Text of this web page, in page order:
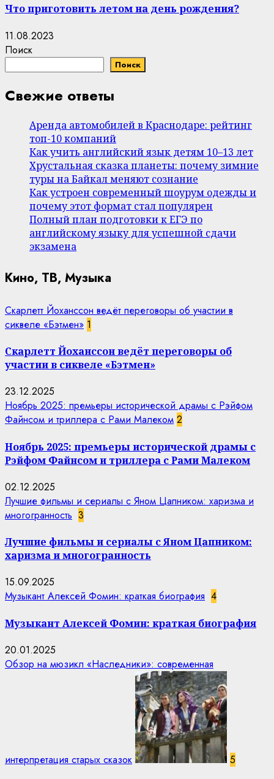
Что приготовить летом на день рождения?
11.08.2023
Поиск
Поиск
Свежие ответы
Аренда автомобилей в Краснодаре: рейтинг
топ-10 компаний
Как учить английский язык детям 10–13 лет
Хрустальная сказка планеты: почему зимние
туры на Байкал меняют сознание
Как устроен современный шоурум одежды и
почему этот формат стал популярен
Полный план подготовки к ЕГЭ по
английскому языку для успешной сдачи
экзамена
Кино, ТВ, Музыка
Скарлетт Йоханссон ведёт переговоры об участии в
сиквеле «Бэтмен» 1
Скарлетт Йоханссон ведёт переговоры об
участии в сиквеле «Бэтмен»
23.12.2025
Ноябрь 2025: премьеры исторической драмы с Рэйфом
Файнсом и триллера с Рами Малеком 2
Ноябрь 2025: премьеры исторической драмы с
Рэйфом Файнсом и триллера с Рами Малеком
02.12.2025
Лучшие фильмы и сериалы с Яном Цапником: харизма и
многогранность 3
Лучшие фильмы и сериалы с Яном Цапником:
харизма и многогранность
15.09.2025
Музыкант Алексей Фомин: краткая биография 4
Музыкант Алексей Фомин: краткая биография
20.01.2025
Обзор на мюзикл «Наследники»: современная
интерпретация старых сказок 5